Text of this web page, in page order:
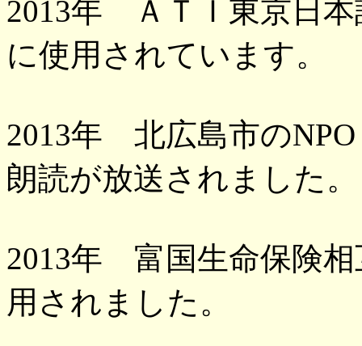
2013年 ＡＴＩ東京日本
に使用されています。
2013年 北広島市の
朗読が放送されました。
2013年 富国生命保険
用されました。